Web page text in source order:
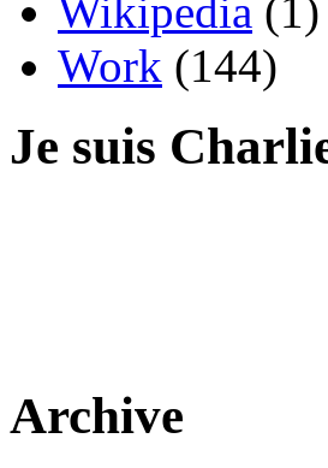
Wikipedia (1)
Work (144)
Je suis
Archive